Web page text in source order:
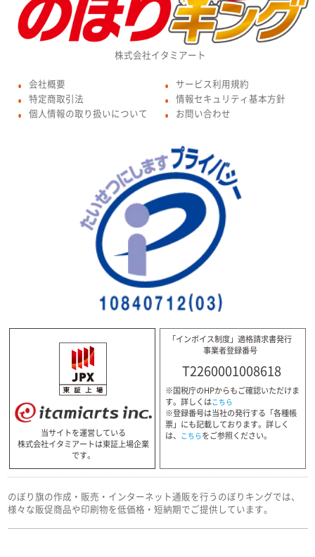
株式会社イタミアート
● 会社概要
● 特定商取引法
● 個人情報の取り扱いについて
● サービス利用規約
● 情報セキュリティ基本方針
● お問い合わせ
当サイトを運営している
株式会社イタミアートは東証上場企業
です。
「インボイス制度」適格請求書発行
事業者登録番号
T2260001008618
※国税庁のHPからもご確認いただけま
す。詳しくはこちら
※登録番号は当社の発行する「各種帳
票」にも記載しております。詳しく
は、 こちらをご参照ください。
のぼり旗の作成・販売・インターネット通販を行うのぼりキングでは、
様々な販促商品や印刷物を低価格・短納期でご提供しています。